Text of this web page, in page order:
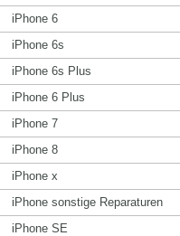
iPhone 6
iPhone 6s
iPhone 6s Plus
iPhone 6 Plus
iPhone 7
iPhone 8
iPhone x
iPhone sonstige Reparaturen
iPhone SE